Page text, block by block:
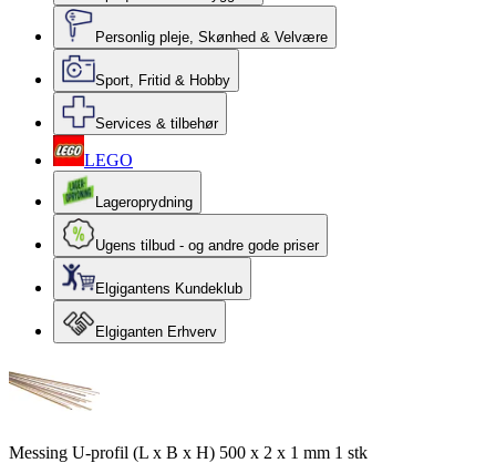
Personlig pleje, Skønhed & Velvære
Sport, Fritid & Hobby
Services & tilbehør
LEGO
Lageroprydning
Ugens tilbud - og andre gode priser
Elgigantens Kundeklub
Elgiganten Erhverv
Messing U-profil (L x B x H) 500 x 2 x 1 mm 1 stk